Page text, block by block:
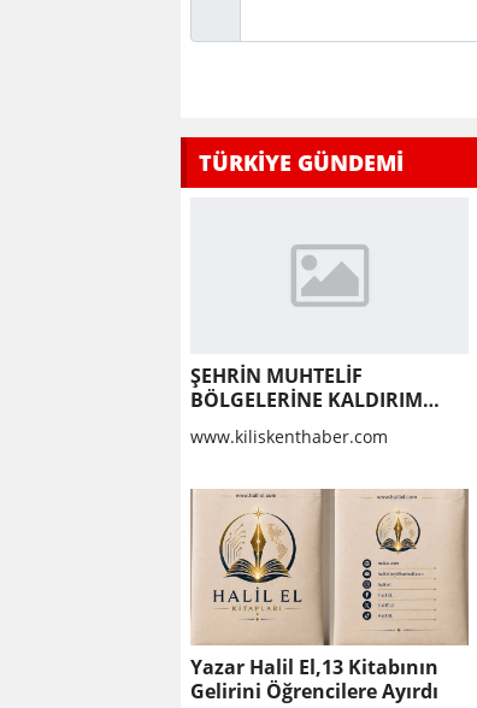
TÜRKİYE GÜNDEMİ
ŞEHRİN MUHTELİF
BÖLGELERİNE KALDIRIM
YAPILMASI VE BOZULAN
KALDIRIMLARIN
www.kiliskenthaber.com
Yazar Halil El,13 Kitabının
Gelirini Öğrencilere Ayırdı